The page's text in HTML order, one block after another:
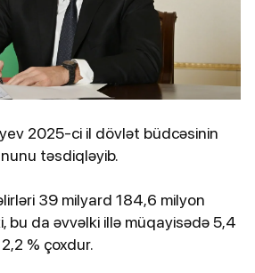
2025-ci il dövlət büdcəsinin
təsdiqləyib.
39 milyard 184,6 milyon
bu da əvvəlki illə müqayisədə 5,4
% çoxdur.